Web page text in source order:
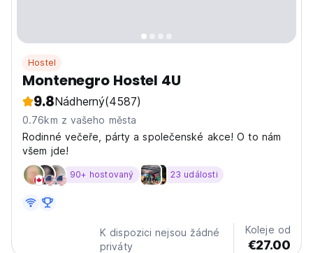
Hostel
Montenegro Hostel 4U
9.8Nádherný(4587)
0.76km z vašeho města
Rodinné večeře, párty a společenské akce! O to nám
všem jde!
90+ hostovaný 23 události
K dispozici nejsou žádné
priváty
Koleje od
€27.00